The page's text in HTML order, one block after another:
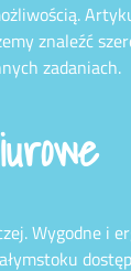
znaleźć
zadaniach.
Wygodne i